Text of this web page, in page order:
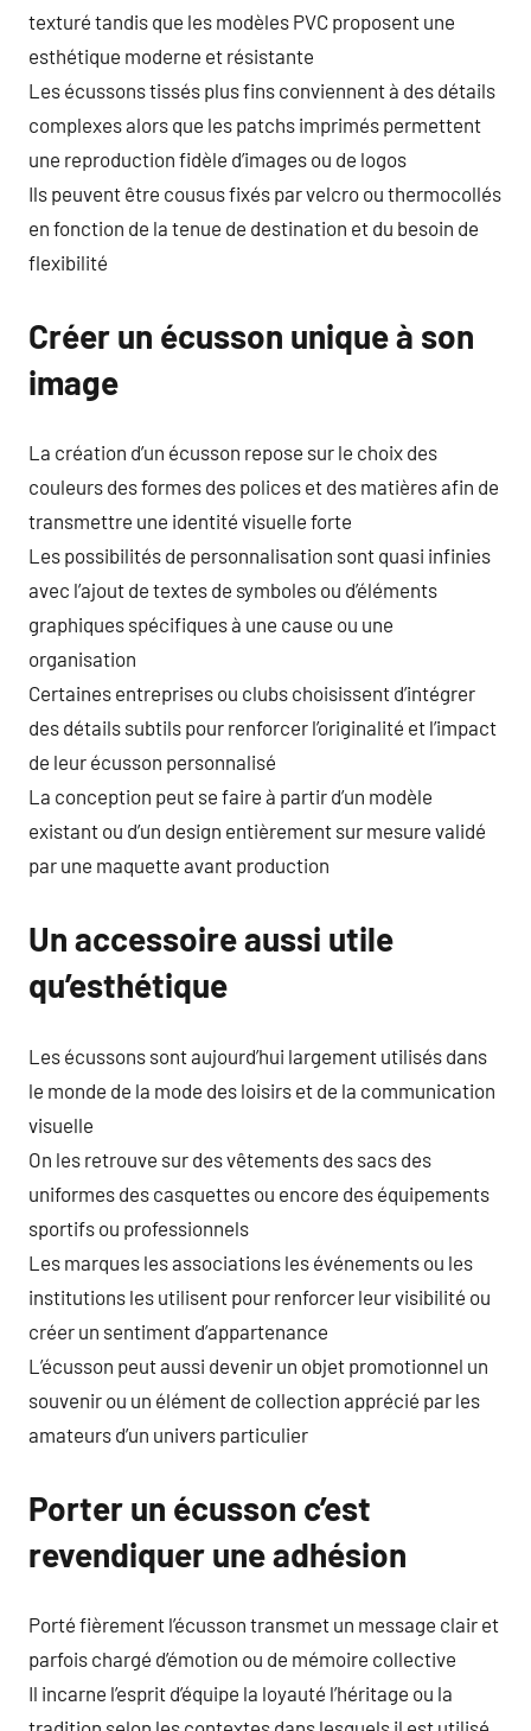
texturé tandis que les modèles PVC proposent une
esthétique moderne et résistante
Les écussons tissés plus fins conviennent à des détails
complexes alors que les patchs imprimés permettent
une reproduction fidèle d’images ou de logos
Ils peuvent être cousus fixés par velcro ou thermocollés
en fonction de la tenue de destination et du besoin de
flexibilité
Créer un écusson unique à son
image
La création d’un écusson repose sur le choix des
couleurs des formes des polices et des matières afin de
transmettre une identité visuelle forte
Les possibilités de personnalisation sont quasi infinies
avec l’ajout de textes de symboles ou d’éléments
graphiques spécifiques à une cause ou une
organisation
Certaines entreprises ou clubs choisissent d’intégrer
des détails subtils pour renforcer l’originalité et l’impact
de leur écusson personnalisé
La conception peut se faire à partir d’un modèle
existant ou d’un design entièrement sur mesure validé
par une maquette avant production
Un accessoire aussi utile
qu’esthétique
Les écussons sont aujourd’hui largement utilisés dans
le monde de la mode des loisirs et de la communication
visuelle
On les retrouve sur des vêtements des sacs des
uniformes des casquettes ou encore des équipements
sportifs ou professionnels
Les marques les associations les événements ou les
institutions les utilisent pour renforcer leur visibilité ou
créer un sentiment d’appartenance
L’écusson peut aussi devenir un objet promotionnel un
souvenir ou un élément de collection apprécié par les
amateurs d’un univers particulier
Porter un écusson c’est
revendiquer une adhésion
Porté fièrement l’écusson transmet un message clair et
parfois chargé d’émotion ou de mémoire collective
Il incarne l’esprit d’équipe la loyauté l’héritage ou la